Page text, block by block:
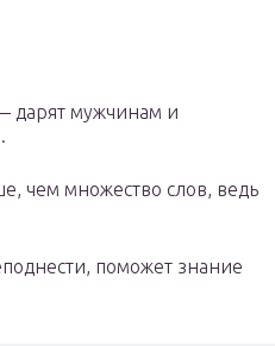
дарят мужчинам и
чем множество слов, ведь
поможет знание